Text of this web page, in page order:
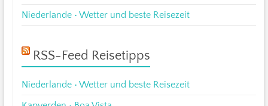
Niederlande • Wetter und beste Reisezeit
RSS-Feed Reisetipps
Niederlande • Wetter und beste Reisezeit